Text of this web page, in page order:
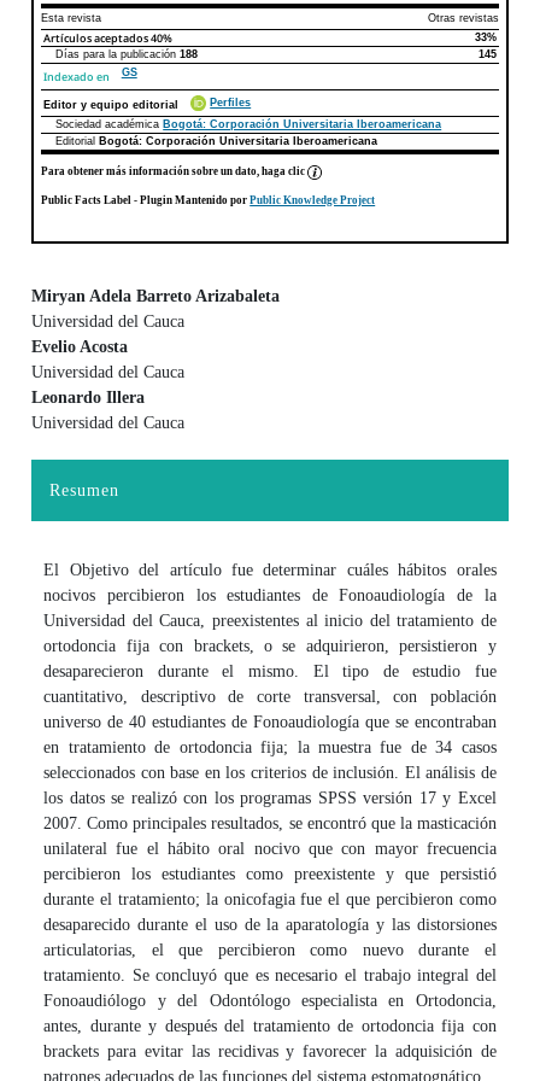
Esta revista
Otras revistas
Artículos aceptados40%
33%
Días para la publicación188 145
Indexado en GS
Editor y equipo editorial
Perfiles
Sociedad académica Bogotá: Corporación Universitaria Iberoamericana
Editorial
Bogotá: Corporación Universitaria Iberoamericana
Para obtener más información sobre un dato, haga clic
Public Facts Label - Plugin Mantenido porPublic Knowledge Project
Contenido principal del artículo
Miryan Adela Barreto Arizabaleta
Universidad del Cauca
Evelio Acosta
Universidad del Cauca
Leonardo Illera
Universidad del Cauca
Resumen
El Objetivo del artículo fue determinar cuáles hábitos orales
nocivos percibieron los estudiantes de Fonoaudiología de la
Universidad del Cauca, preexistentes al inicio del tratamiento de
ortodoncia fija con brackets, o se adquirieron, persistieron y
desaparecieron durante el mismo. El tipo de estudio fue
cuantitativo, descriptivo de corte transversal, con población
universo de 40 estudiantes de Fonoaudiología que se encontraban
en tratamiento de ortodoncia fija; la muestra fue de 34 casos
seleccionados con base en los criterios de inclusión. El análisis de
los datos se realizó con los programas SPSS versión 17 y Excel
2007. Como principales resultados, se encontró que la masticación
unilateral fue el hábito oral nocivo que con mayor frecuencia
percibieron los estudiantes como preexistente y que persistió
durante el tratamiento; la onicofagia fue el que percibieron como
desaparecido durante el uso de la aparatología y las distorsiones
articulatorias, el que percibieron como nuevo durante el
tratamiento. Se concluyó que es necesario el trabajo integral del
Fonoaudiólogo y del Odontólogo especialista en Ortodoncia,
antes, durante y después del tratamiento de ortodoncia fija con
brackets para evitar las recidivas y favorecer la adquisición de
patrones adecuados de las funciones del sistema estomatognático.